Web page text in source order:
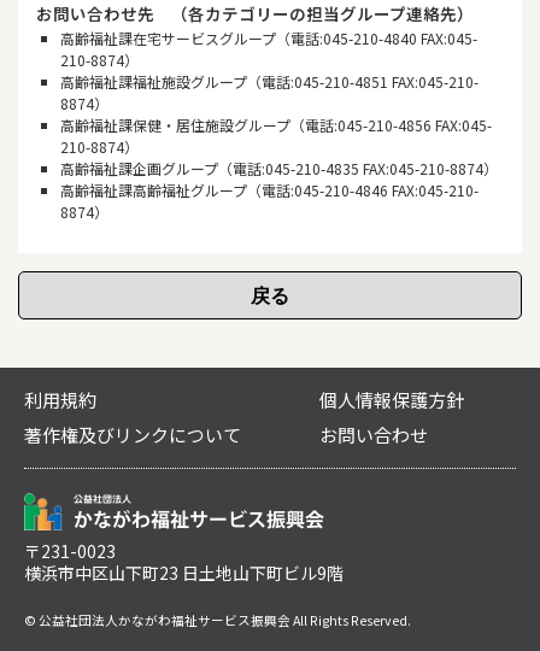
お問い合わせ先 （各カテゴリーの担当グループ連絡先）
高齢福祉課在宅サービスグループ（電話:045-210-4840 FAX:045-
210-8874）
高齢福祉課福祉施設グループ（電話:045-210-4851 FAX:045-210-
8874）
高齢福祉課保健・居住施設グループ（電話:045-210-4856 FAX:045-
210-8874）
高齢福祉課企画グループ（電話:045-210-4835 FAX:045-210-8874）
高齢福祉課高齢福祉グループ（電話:045-210-4846 FAX:045-210-
8874）
利用規約
個人情報保護方針
著作権及びリンクについて
お問い合わせ
〒231-0023
横浜市中区山下町23 日土地山下町ビル9階
© 公益社団法人かながわ福祉サービス振興会 All Rights Reserved.